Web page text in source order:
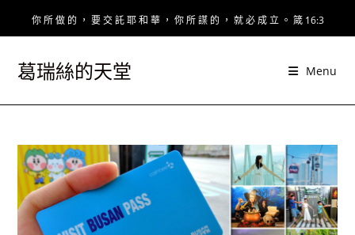
你 所 做 的 ， 要 交 託 耶 和 華 ， 你 所 謀 的 ， 就 必 成 立 。 箴 16:3
葛瑞絲的天堂 Menu